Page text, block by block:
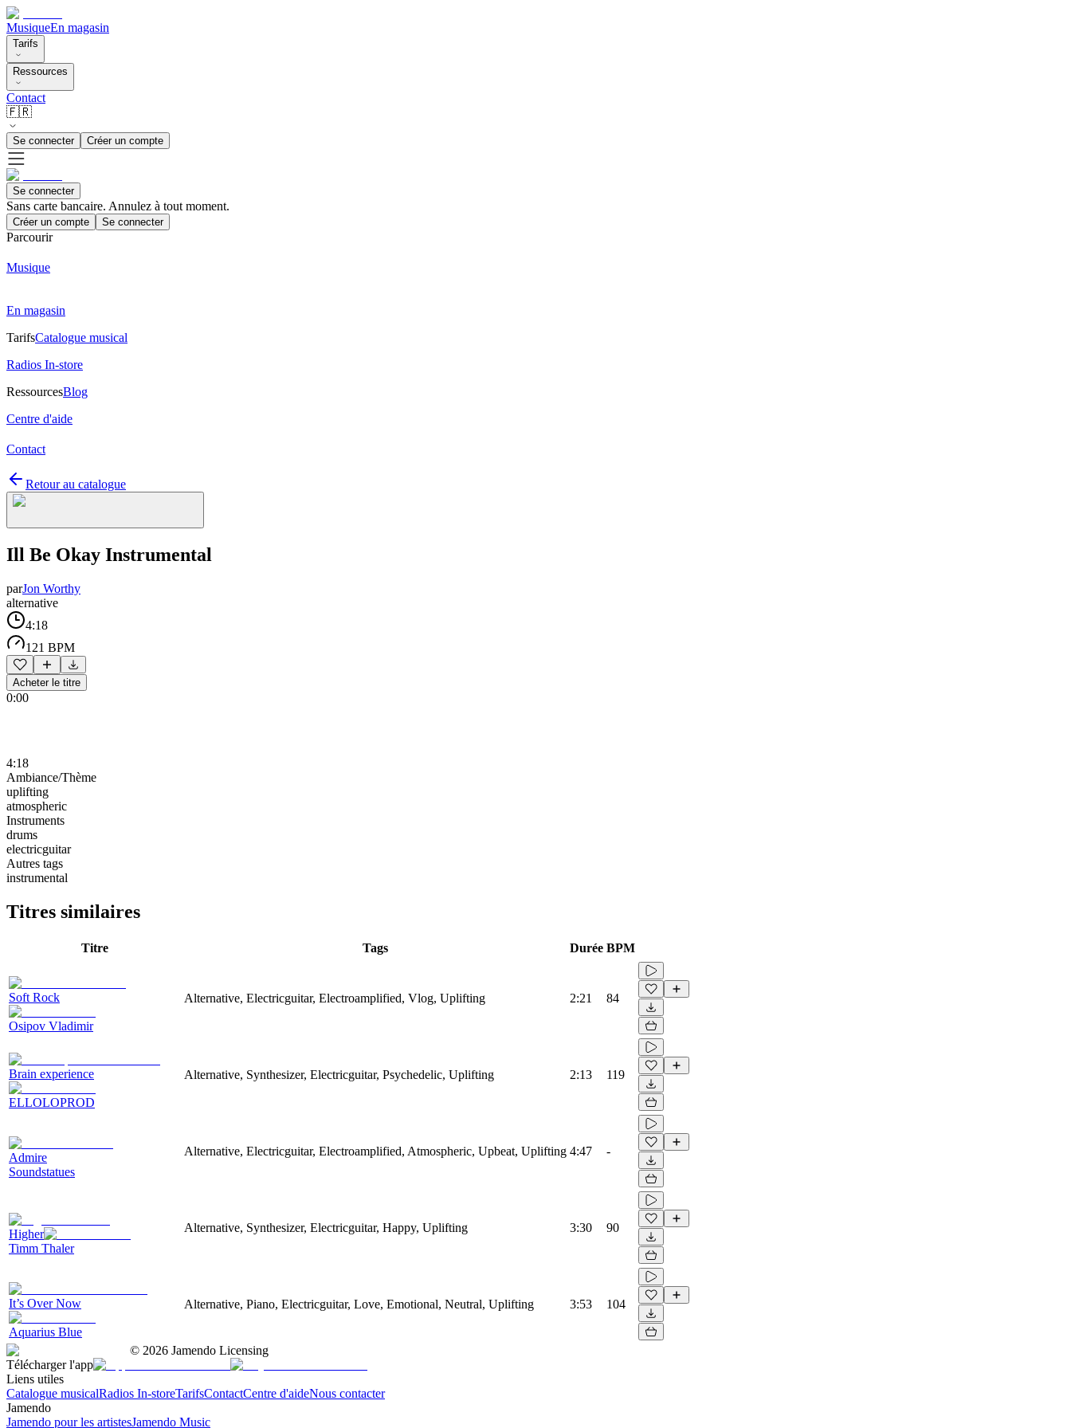
MusiqueEn magasin
Tarifs
Ressources
Contact
🇫🇷
Se connecter Créer un compte
Se connecter
Sans carte bancaire. Annulez à tout moment.
Créer un compte Se connecter
Parcourir
Musique
En magasin
TarifsCatalogue musical
Radios In-store
RessourcesBlog
Centre d'aide
Contact
Retour au catalogue
Ill Be Okay Instrumental
parJon Worthy
alternative
4:18
121 BPM
Acheter le titre
0:00
4:18
Ambiance/Thème
uplifting
atmospheric
Instruments
drums
electricguitar
Autres tags
instrumental
Titres similaires
Titre Tags Durée BPM
Soft Rock
Osipov Vladimir
Alternative, Electricguitar, Electroamplified, Vlog, Uplifting 2:21 84
Brain experience
ELLOLOPROD
Alternative, Synthesizer, Electricguitar, Psychedelic, Uplifting 2:13 119
Admire
Soundstatues
Alternative, Electricguitar, Electroamplified, Atmospheric, Upbeat, Uplifting 4:47 -
Higher
Timm Thaler
Alternative, Synthesizer, Electricguitar, Happy, Uplifting 3:30 90
It’s Over Now
Aquarius Blue
Alternative, Piano, Electricguitar, Love, Emotional, Neutral, Uplifting 3:53 104
© 2026 Jamendo Licensing
Télécharger l'app
Liens utiles
Catalogue musicalRadios In-storeTarifsContactCentre d'aideNous contacter
Jamendo
Jamendo pour les artistesJamendo Music